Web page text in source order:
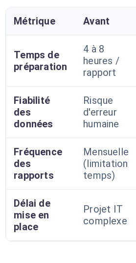
Métrique Avant
Temps de
préparation
4 à 8
heures /
rapport
Fiabilité
des
données
Risque
d'erreur
humaine
Fréquence
des
rapports
Mensuelle
(limitation
temps)
Délai de
mise en
place
Projet IT
complexe